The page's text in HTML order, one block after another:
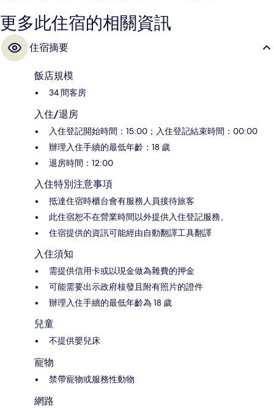
更多此住宿的相關資訊
住宿摘要
飯店規模
34 間客房
入住/退房
入住登記開始時間：15:00；入住登記結束時間：00:00
辦理入住手續的最低年齡：18 歲
退房時間：12:00
入住特別注意事項
抵達住宿時櫃台會有服務人員接待旅客
此住宿恕不在營業時間以外提供入住登記服務。
住宿提供的資訊可能經由自動翻譯工具翻譯
入住須知
需提供信用卡或以現金做為雜費的押金
可能需要出示政府核發且附有照片的證件
辦理入住手續的最低年齡為 18 歲
兒童
不提供嬰兒床
寵物
禁帶寵物或服務性動物
網路